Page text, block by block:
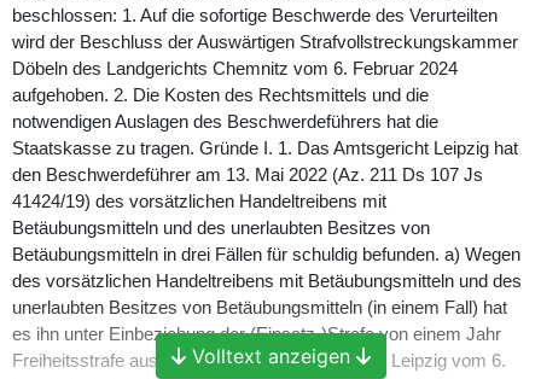
beschlossen: 1. Auf die sofortige Beschwerde des Verurteilten
wird der Beschluss der Auswärtigen Strafvollstreckungskammer
Döbeln des Landgerichts Chemnitz vom 6. Februar 2024
aufgehoben. 2. Die Kosten des Rechtsmittels und die
notwendigen Auslagen des Beschwerdeführers hat die
Staatskasse zu tragen. Gründe I. 1. Das Amtsgericht Leipzig hat
den Beschwerdeführer am 13. Mai 2022 (Az. 211 Ds 107 Js
41424/19) des vorsätzlichen Handeltreibens mit
Betäubungsmitteln und des unerlaubten Besitzes von
Betäubungsmitteln in drei Fällen für schuldig befunden. a) Wegen
des vorsätzlichen Handeltreibens mit Betäubungsmitteln und des
unerlaubten Besitzes von Betäubungsmitteln (in einem Fall) hat
es ihn unter Einbeziehung der (Einsatz-)Strafe von einem Jahr
Freiheitsstrafe aus dem Urteil des Amtsgerichts Leipzig vom 6.
Volltext anzeigen